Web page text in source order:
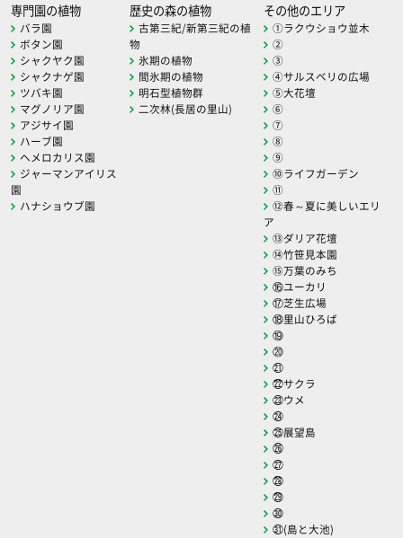
専門園の植物
バラ園
ボタン園
シャクヤク園
シャクナゲ園
ツバキ園
マグノリア園
アジサイ園
ハーブ園
ヘメロカリス園
ジャーマンアイリス
園
ハナショウブ園
歴史の森の植物
古第三紀/新第三紀の植
物
氷期の植物
間氷期の植物
明石型植物群
二次林(長居の里山)
その他のエリア
①ラクウショウ並木
②
③
④サルスベリの広場
⑤大花壇
⑥
⑦
⑧
⑨
⑩ライフガーデン
⑪
⑫春～夏に美しいエリ
ア
⑬ダリア花壇
⑭竹笹見本園
⑮万葉のみち
⑯ユーカリ
⑰芝生広場
⑱里山ひろば
⑲
⑳
㉑
㉒サクラ
㉓ウメ
㉔
㉕展望島
㉖
㉗
㉘
㉙
㉚
㉛(島と大池)